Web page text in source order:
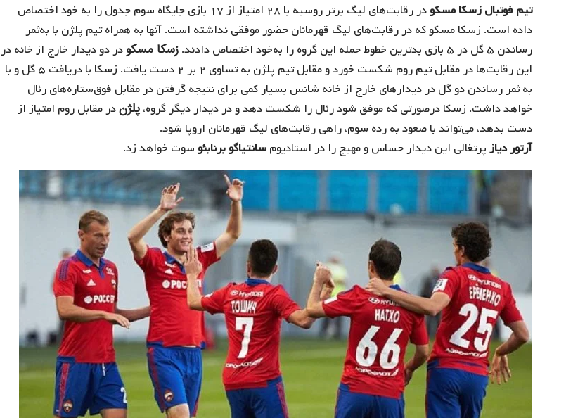
تیم فوتبال زسکا مسکو
در رقابت‌های لیگ برتر روسیه با ۲۸ امتیاز از ۱۷ بازی جایگاه سوم جدول را به خود اختصاص
داده است. زسکا مسکو که در رقابت‌های لیگ قهرمانان حضور موفقی نداشته است. آنها به ‌همراه تیم پلژن با به‌ثمر
رساندن ۵ گل در ۵ بازی بدترین خطوط حمله این گروه را به‌خود اختصاص دادند.
زسکا مسکودر دو دیدار خارج از خانه در
این رقابت‌ها در مقابل تیم‌ روم شکست خورد و مقابل تیم پلژن به تساوی ۲ بر ۲ دست یافت. زسکا با دریافت ۵ گل و با
به ثمر رساندن دو گل در دیدارهای خارج از خانه شانس بسیار کمی برای نتیجه گرفتن در مقابل فوق‌ستاره‌های رئال
خواهد داشت. زسکا درصورتی که موفق شود رئال را شکست دهد و در دیدار دیگر گروه،پلژندر مقابل روم امتیاز از
دست بدهد، می‌تواند با صعود به رده سوم، راهی رقابت‌های لیگ قهرمانان اروپا شود.
آرتور دیازپرتغالی این دیدار حساس و مهیج را در استادیومسانتیاگو برنابئوسوت خواهد زد.